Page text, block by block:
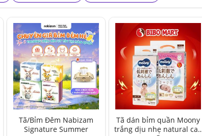
Tã/Bỉm Đêm Nabizam
Signature Summer
Tã dán bỉm quần Moony
trắng dịu nhẹ natural cao